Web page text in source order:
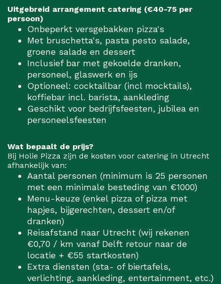
Uitgebreid arrangement catering (€40-75 per
persoon)
Onbeperkt versgebakken pizza's
Met bruschetta's, pasta pesto salade,
groene salade en dessert
Inclusief bar met gekoelde dranken,
personeel, glaswerk en ijs
Optioneel: cocktailbar (incl mocktails),
koffiebar incl. barista, aankleding
Geschikt voor bedrijfsfeesten, jubilea en
personeelsfeesten
Wat bepaalt de prijs?
Bij Holie Pizza zijn de kosten voor catering in Utrecht
afhankelijk van:
Aantal personen (minimum is 25 personen
met een minimale besteding van €1000)
Menu-keuze (enkel pizza of pizza met
hapjes, bijgerechten, dessert en/of
dranken)
Reisafstand naar Utrecht (wij rekenen
€0,70 / km vanaf Delft retour naar de
locatie + €55 startkosten)
Extra diensten (sta- of biertafels,
verlichting, aankleding, entertainment, etc.)